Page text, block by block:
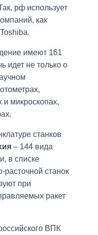
рф использует
как
имеют 161
идет не только о
микроскопах,
станков
– 144 вида
в списке
расточной станок
при
ракет
ВПК